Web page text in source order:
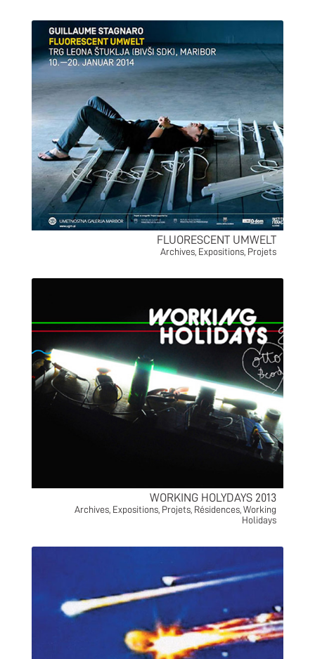
FLUORESCENT UMWELT
Archives, Expositions, Projets
WORKING HOLYDAYS 2013
Archives Expositions Projets Résidences ,Working
Holidays